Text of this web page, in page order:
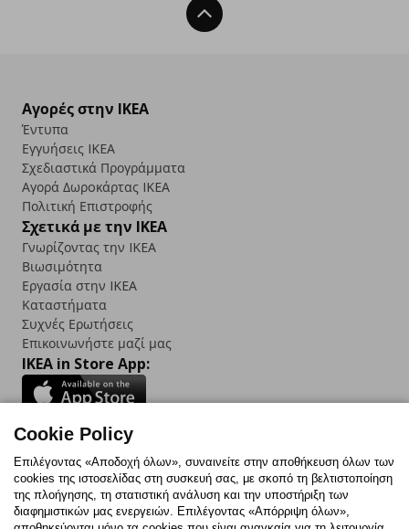
Back To Top
Αγορές στην IKEA
Έντυπα
Εγγυήσεις IKEA
Σχεδιαστικά Προγράμματα
Αγορά Δωρoκάρτας IKEA
Πολιτική Επιστροφής
Σχετικά με την IKEA
Γνωρίζοντας την IKEA
Βιωσιμότητα
Εργασία στην IKEA
Καταστήματα
Συχνές Ερωτήσεις
Επικοινωνήστε μαζί μας
IKEA in Store App:
Follow us:
FacebookInstagram
TikTokYoutubePinterestTwitter
Cookie Policy
Επιλέγοντας «Αποδοχή όλων», συναινείτε στην αποθήκευση όλων των
cookies της ιστοσελίδας στη συσκευή σας, με σκοπό τη βελτιστοποίηση
της πλοήγησης, τη στατιστική ανάλυση και την υποστήριξη των
διαφημιστικών μας ενεργειών. Επιλέγοντας «Απόρριψη όλων»,